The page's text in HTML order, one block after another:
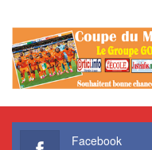
Facebook